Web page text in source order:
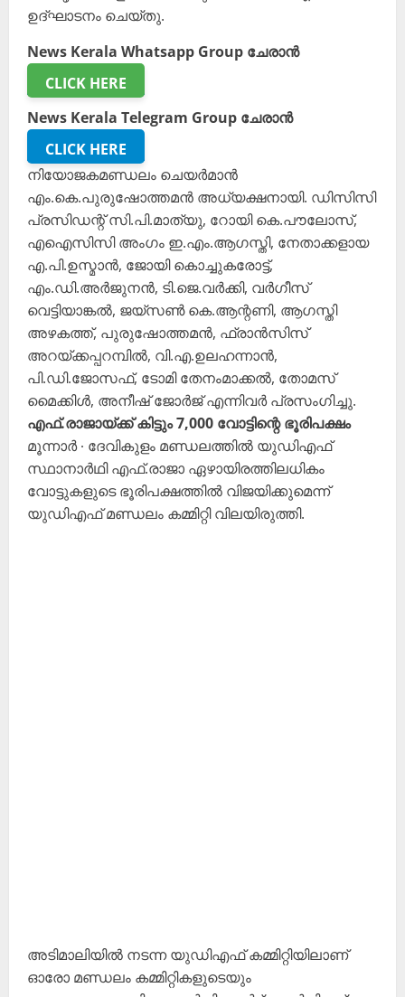
ഉദ്ഘാടനം ചെയ്തു.
News Kerala Whatsapp Group ചേരാൻ
CLICK HERE
News Kerala Telegram Group ചേരാൻ
CLICK HERE
നിയോജകമണ്ഡലം ചെയർമാൻ
എം.കെ.പുരുഷോത്തമൻ അധ്യക്ഷനായി. ഡിസിസി
പ്രസിഡന്റ് സി.പി.മാത്യു, റോയി കെ.പൗലോസ്,
എഐസിസി അംഗം ഇ.എം.ആഗസ്തി, നേതാക്കളായ
എ.പി.ഉസ്മാൻ, ജോയി കൊച്ചുകരോട്ട്,
എം.ഡി.അർജുനൻ, ടി.ജെ.വർക്കി, വർഗീസ്
വെട്ടിയാങ്കൽ, ജയ്സൺ കെ.ആന്റണി, ആഗസ്തി
അഴകത്ത്, പുരുഷോത്തമൻ, ഫ്രാൻസിസ്
അറയ്ക്കപ്പറമ്പിൽ, വി.എ.ഉലഹന്നാൻ,
പി.ഡി.ജോസഫ്, ടോമി തേനംമാക്കൽ, തോമസ്
മൈക്കിൾ, അനീഷ് ജോർജ് എന്നിവർ പ്രസംഗിച്ചു.
എഫ്.രാജായ്ക്ക് കിട്ടും 7,000 വോട്ടിന്റെ ഭൂരിപക്ഷം
മൂന്നാർ ∙ ദേവികുളം മണ്ഡലത്തിൽ യുഡിഎഫ്
സ്ഥാനാർഥി എഫ്.രാജാ ഏഴായിരത്തിലധികം
വോട്ടുകളുടെ ഭൂരിപക്ഷത്തിൽ വിജയിക്കുമെന്ന്
യുഡിഎഫ് മണ്ഡലം കമ്മിറ്റി വിലയിരുത്തി.
അടിമാലിയിൽ നടന്ന യുഡിഎഫ് കമ്മിറ്റിയിലാണ്
ഓരോ മണ്ഡലം കമ്മിറ്റികളുടെയും